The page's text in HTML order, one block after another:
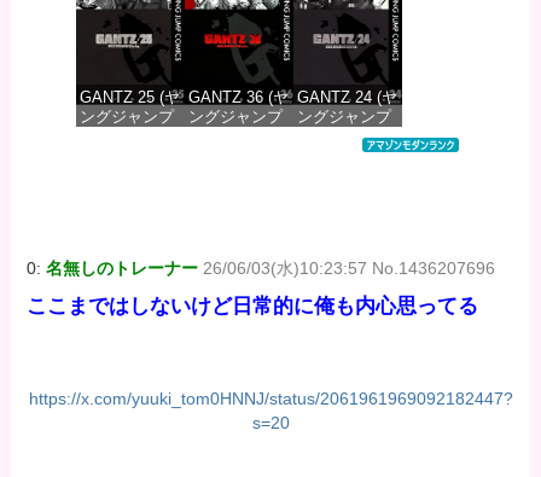
価格：¥647 価格：¥647 価格：¥647
GANTZ 25 (ヤ
ングジャンプ
GANTZ 36 (ヤ
ングジャンプ
GANTZ 24 (ヤ
ングジャンプ
コミックス
0:名無しのトレーナー 26/06/03(水)10:23:57 No.1436207696
ここまではしないけど日常的に俺も内心思ってる
https://x.com/yuuki_tom0HNNJ/status/2061961969092182447?
s=20